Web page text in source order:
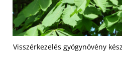
Visszérkezelés gyógynövény